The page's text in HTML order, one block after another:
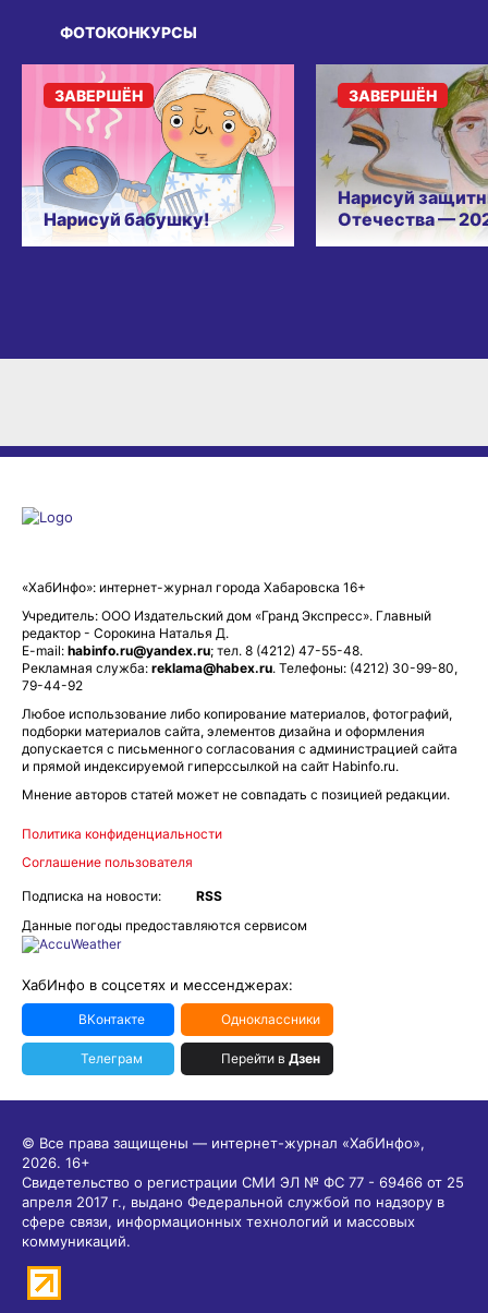
ФОТОКОНКУРСЫ
Нарисуй бабушку!
ЗАВЕРШЁН
Нарисуй
Отечества —
ЗАВЕРШЁН
«ХабИнфо»: интернет-журнал города Хабаровска 16+
Учредитель: ООО Издательский дом «Гранд Экспресс». Главный
редактор - Сорокина Наталья Д.
E-mail: habinfo.ru@yandex.ru; тел. 8 (4212) 47-55-48.
Рекламная служба: reklama@habex.ru. Телефоны: (4212) 30-99-80,
79-44-92
Любое использование либо копирование материалов, фотографий,
подборки материалов сайта, элементов дизайна и оформления
допускается с письменного согласования с администрацией сайта
и прямой индексируемой гиперссылкой на сайт Habinfo.ru.
Мнение авторов статей может не совпадать с позицией редакции.
Политика конфиденциальности
Соглашение пользователя
Подписка на новости:
RSS
Данные погоды предоставляются сервисом
ХабИнфо в соцсетях и мессенджерах:
ВКонтакте Одноклассники
Телеграм Перейти в Дзен
© Все права защищены — интернет-журнал «ХабИнфо»,
2026. 16+
Свидетельство о регистрации СМИ ЭЛ № ФС 77 - 69466 от 25
апреля 2017 г., выдано Федеральной службой по надзору в
сфере связи, информационных технологий и массовых
коммуникаций.